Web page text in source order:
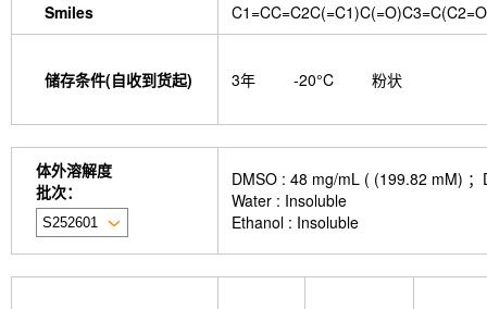
Smiles
储存条件(自收到货起) 3年 -20°C 粉状
体外溶解度
批次：
DMSO : 48 mg/mL ( (199.82 mM)
Water : Insoluble
Ethanol : Insoluble